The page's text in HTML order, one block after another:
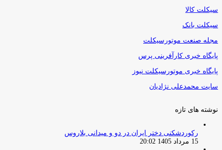
سیکلت کالا
سیکلت بانک
مجله صنعت موتورسیکلت
پایگاه خبری کارآفرینی پرس
پایگاه خبری موتورسیکلت نیوز
سایت محمدعلی نژادیان
نوشته های تازه
رکوردشکنی دختر ایران در دو و میدانی بلاروس
15 مرداد 1405 20:02